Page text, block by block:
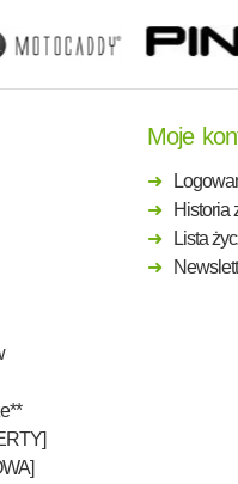
Moje
Historia
Lista